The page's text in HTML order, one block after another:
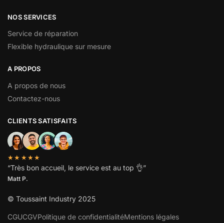
NOS SERVICES
Service de réparation
Flexible hydraulique sur mesure
A PROPOS
A propos de nous
Contactez-nous
CLIENTS SATISFAITS
★★★★★
“Très bon accueil, le service est au top 👌”
Matt P.
© Toussaint Industry 2025
CGUCGVPolitique de confidentialitéMentions légales